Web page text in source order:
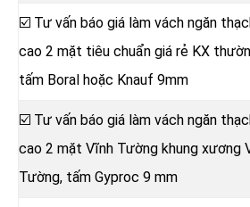
☑️ Tư vấn báo giá làm vách ngăn
cao 2 mặt tiêu chuẩn giá rẻ KX
tấm Boral hoặc Knauf 9mm
☑️ Tư vấn báo giá làm vách ngăn
cao 2 mặt Vĩnh Tường khung xương
Tường, tấm Gyproc 9 mm